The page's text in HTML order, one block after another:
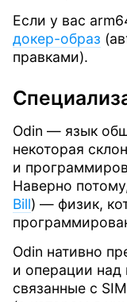
Если у вас
докер-образ
правками).
Odin — язык
некоторая
и
Наверно
Bill) — физик,
Odin нативно
и операции
связанные с